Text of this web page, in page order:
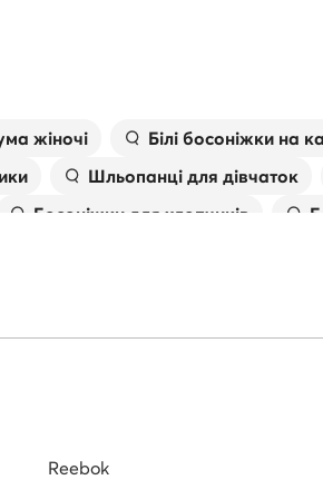
жіночі Білі босоніжки на
Шльопанці для дівчаток
Босоніжки для хлопчиків
Reebok